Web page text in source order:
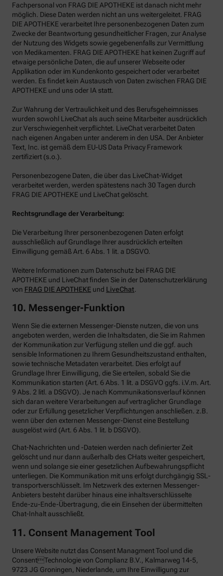
Fachpersonal von FRAG DIE APOTHEKE ist danach nicht mehr
möglich. Diese Daten werden nicht an uns weitergeleitet. FRAG
DIE APOTHEKE verarbeitet Ihre personenbezogenen Daten zum
Zwecke der Beantwortung gesundheitlicher Fragen, zur Analyse
der Nutzung des Widgets sowie gegebenenfalls zur Vermittlung
von Medikamenten. FRAG DIE APOTHEKE hat keinen Zugriff auf
etwaige persönliche Daten, die auf unserer Webseite oder
Applikation oder im Kundenkonto gespeichert oder verarbeitet
werden. Es findet kein Austausch von Daten zwischen FRAG DIE
APOTHEKE und uns oder IA statt.
Zur Wahrung der Vertraulichkeit und des Berufsgeheimnisses
wurden sowohl LiveChat als auch seine Mitarbeiter ausdrücklich
zur Verschwiegenheit verpflichtet. LiveChat verarbeitet Daten
nach eigenen Angaben unter anderem in den USA. Der Anbieter
Text, Inc. ist gemäß dem EU-US Data Privacy Framework
zertifiziert (s.o.).
Personenbezogene Daten, die über das LiveChat-Widget
verarbeitet werden, werden spätestens nach 30 Tagen durch
FRAG DIE APOTHEKE und LiveChat gelöscht.
Rechtsgrundlage der Verarbeitung:
Die Verarbeitung Ihrer personenbezogenen Daten erfolgt
ausschließlich auf Grundlage Ihrer ausdrücklich erteilten
Einwilligung gemäß Art. 6 Abs. 1 lit. a DSGVO.
Weitere Informationen zum Datenschutz bei FRAG DIE
APOTHEKE und LiveChat finden Sie in der Datenschutzerklärung
von FRAG DIE APOTHEKE und LiveChat
10. Messenger-Funktion
Wenn Sie die externen Messenger-Dienste nutzen, die von uns
angeboten werden, werden die Inhaltsdaten, die Sie im Rahmen
der Kommunikation zur Verfügung stellen und die ggf. auch
sensible Informationen zu Ihrem Gesundheitszustand enthalten,
sowie technische Metadaten verarbeitet. Dies erfolgt auf
Grundlage Ihrer Einwilligung, die Sie erteilen, sobald Sie die
Kommunikation starten (Art. 6 Abs. 1 lit. a DSGVO ggfs. i.V.m. Art.
9 Abs. 2 litl. a DSGVO). Je nach Kommunikationsverlauf können
sich daran weitere Verarbeitungen auf vertraglicher Grundlage
oder zur Erfüllung gesetzlicher Verpflichtungen anschließen. z.B.
wenn über den externen Messenger-Dienst eine Bestellung
ausgelöst wird (Art. 6 Abs. 1 lit. b DSGVO).
Chat-Nachrichten und -Dateien werden nach definierter Zeit
gelöscht und nur dann außerhalb des CHats weiter gespeichert,
wenn und solange sie einer gesetzlichen Aufbewahrungspflicht
unterliegen. Die Kommunikation mit uns erfolgt durchgängig SSL-
transportverschlüsselt. Im Netzwerk des externen Messenger-
Anbieters besteht darüber hinaus eine inhaltsverschlüsselte
Ende-zu-Ende-Übertragung, die ein Einsehen der übermittelten
Chat-Inhalt ausschließt.
11. Consent Management Tool
Unsere Website nutzt das Consent Managment Tool und die
ConsentTechnologie von Complianz B.V., Kalmarweg 14-5,
9723 JG Groningen, Niederlande, um Ihre Einwilligung zur